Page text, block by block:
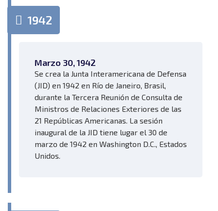
1942
Marzo 30, 1942
Se crea la Junta Interamericana de Defensa
(JID) en 1942 en Río de Janeiro, Brasil,
durante la Tercera Reunión de Consulta de
Ministros de Relaciones Exteriores de las
21 Repúblicas Americanas. La sesión
inaugural de la JID tiene lugar el 30 de
marzo de 1942 en Washington D.C., Estados
Unidos.